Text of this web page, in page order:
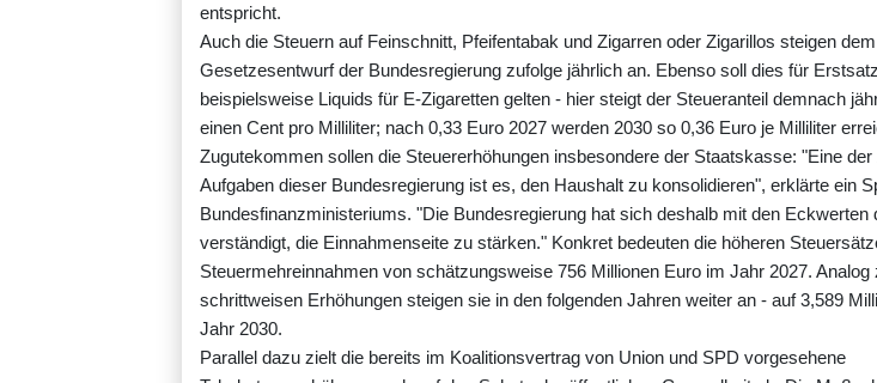
entspricht.
Auch die Steuern auf Feinschnitt, Pfeifentabak und Zigarren oder Zigarillos steigen dem
Gesetzesentwurf der Bundesregierung zufolge jährlich an. Ebenso soll dies für
beispielsweise Liquids für E-Zigaretten gelten - hier steigt der Steueranteil demnach
einen Cent pro Milliliter; nach 0,33 Euro 2027 werden 2030 so 0,36 Euro je Milliliter
Zugutekommen sollen die Steuererhöhungen insbesondere der Staatskasse: "Eine der
Aufgaben dieser Bundesregierung ist es, den Haushalt zu konsolidieren", erklärte ein
Bundesfinanzministeriums. "Die Bundesregierung hat sich deshalb mit den Eckwerten
verständigt, die Einnahmenseite zu stärken." Konkret bedeuten die höheren
Steuermehreinnahmen von schätzungsweise 756 Millionen Euro im Jahr 2027. Analog
schrittweisen Erhöhungen steigen sie in den folgenden Jahren weiter an - auf 3,589
Jahr 2030.
Parallel dazu zielt die bereits im Koalitionsvertrag von Union und SPD vorgesehene